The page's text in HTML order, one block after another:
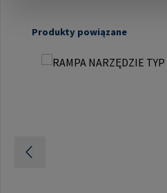
Pomiń galerię produktów
Produkty powiązane